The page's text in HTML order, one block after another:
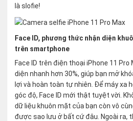
là slofie!
Face ID, phương thức nhận diện
trên smartphone
Face ID trên điện thoại iPhone 11
diện nhanh hơn 30%, giúp bạn mở
lợi và hoàn toàn tự nhiên. Để máy xa
góc độ, Face ID mới thật tuyệt vời.
dữ liệu khuôn mặt của bạn còn vô
được sao lưu ở bất cứ đâu. Ngoài ra,